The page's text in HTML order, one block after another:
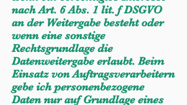
nach Art. 6 Abs. 1 lit. f DSGVO
an der Weitergabe besteht oder
wenn eine sonstige
Rechtsgrundlage die
Datenweitergabe erlaubt. Beim
Einsatz von Auftragsverarbeitern
gebe ich personenbezogene
Daten nur auf Grundlage eines